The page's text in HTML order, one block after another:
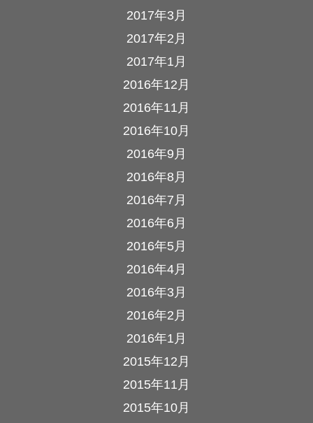
2017年3月
2017年2月
2017年1月
2016年12月
2016年11月
2016年10月
2016年9月
2016年8月
2016年7月
2016年6月
2016年5月
2016年4月
2016年3月
2016年2月
2016年1月
2015年12月
2015年11月
2015年10月